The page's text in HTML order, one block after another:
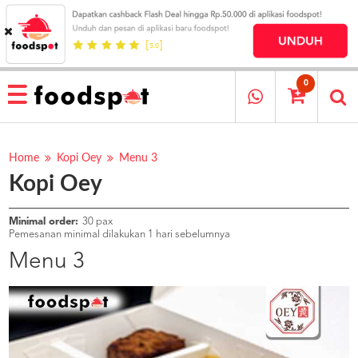
HOME
MENU
RESTAURANT
PESAN
OUR
COMPANY
KATA
MEREKA
KATALOG
LOYALTY
PROGRAM
0
Home Kopi Oey Menu 3
Kopi Oey
Minimal order: 30 pax
Pemesanan minimal dilakukan 1 hari sebelumnya
Menu 3